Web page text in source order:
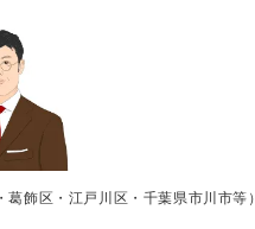
飾区・江戸川区・千葉県市川市等）